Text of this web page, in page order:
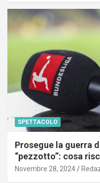
SPETTACOLO
Prosegue la guerra
“pezzotto”: cosa
Novembre 28, 2024